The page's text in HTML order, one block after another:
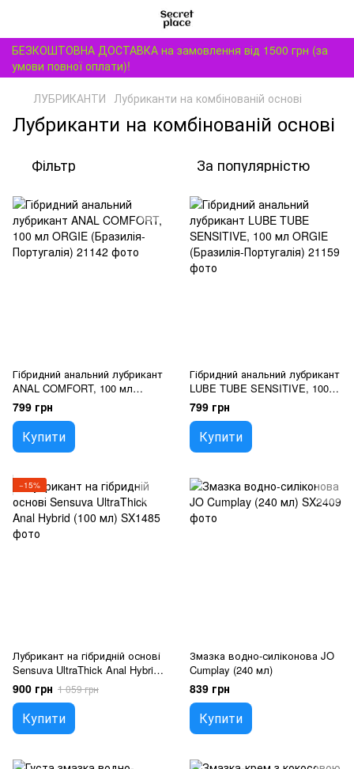
БЕЗКОШТОВНА ДОСТАВКА на замовлення від 1500 грн (за
умови повної оплати)!
ЛУБРИКАНТИ Лубриканти на комбінованій основі
Лубриканти на комбінованій основі
Фільтр За популярністю
Гібридний анальний лубрикант
ANAL COMFORT, 100 мл
ORGIE (Бразилія-Португалія)
799 грн
Купити
Гібридний анальний лубрикант
LUBE TUBE SENSITIVE, 100
мл ORGIE (Бразилія-
Португалія)
799 грн
Купити
−15%
Лубрикант на гібридній основі
Sensuva UltraThick Anal Hybrid
(100 мл)
900 грн 1 059 грн
Купити
Змазка водно-силіконова JO
Cumplay (240 мл)
839 грн
Купити